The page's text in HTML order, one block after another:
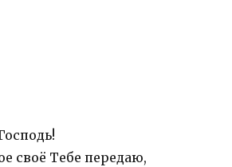
своё Тебе передаю,